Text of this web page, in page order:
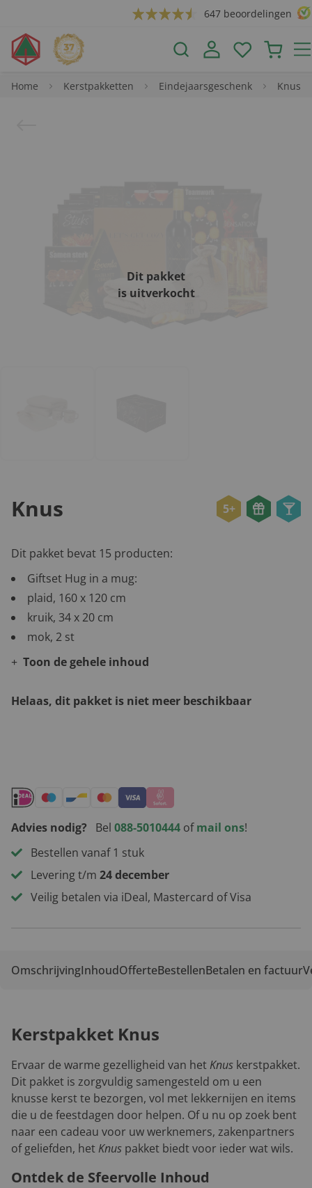
647 beoordelingen
Home Kerstpakketten Eindejaarsgeschenk Knus
Dit pakket
is uitverkocht
Knus 5+
Dit pakket bevat 15 producten:
Giftset Hug in a mug:
plaid, 160 x 120 cm
kruik, 34 x 20 cm
mok, 2 st
Toon de gehele inhoud
Helaas, dit pakket is niet meer beschikbaar
Advies nodig? Bel 088-5010444 ofmail ons!
Bestellen vanaf 1 stuk
Levering t/m 24 december
Veilig betalen via iDeal, Mastercard of Visa
OmschrijvingInhoudOfferteBestellenBetalen en factuur
Kerstpakket Knus
Ervaar de warme gezelligheid van hetKnus kerstpakket.
Dit pakket is zorgvuldig samengesteld om u een
knusse kerst te bezorgen, vol met lekkernijen en items
die u de feestdagen door helpen. Of u nu op zoek bent
naar een cadeau voor uw werknemers, zakenpartners
of geliefden, hetKnus pakket biedt voor ieder wat wils.
Ontdek de Sfeervolle Inhoud